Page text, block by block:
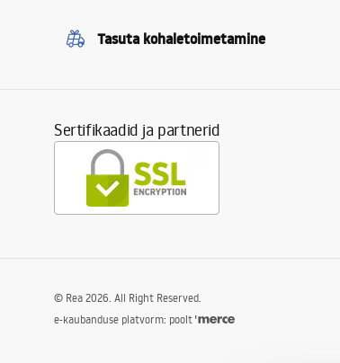
Tasuta kohaletoimetamine
Sertifikaadid ja partnerid
© Rea 2026. All Right Reserved.
e-kaubanduse platvorm: poolt